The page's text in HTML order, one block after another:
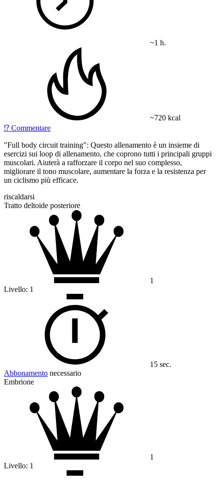
~1 h.
~720 kcal
⁉️ Commentare
"Full body circuit training": Questo allenamento è un insieme di
esercizi sui loop di allenamento, che coprono tutti i principali gruppi
muscolari. Aiuterà a rafforzare il corpo nel suo complesso,
migliorare il tono muscolare, aumentare la forza e la resistenza per
un ciclismo più efficace.
riscaldarsi
Tratto deltoide posteriore
1
Livello: 1
15 sec.
Abbonamento necessario
Embrione
1
Livello: 1